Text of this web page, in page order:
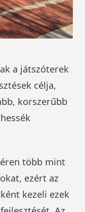
a játszóterek
célja,
korszerűbb
több mint
ezért az
kezeli ezek